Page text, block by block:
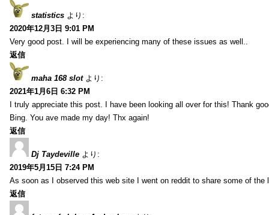
statistics より:
2020年12月3日 9:01 PM
Very good post. I will be experiencing many of these issues as well..
返信
maha 168 slot より:
2021年1月6日 6:32 PM
I truly appreciate this post. I have been looking all over for this! Thank
Bing. You ave made my day! Thx again!
返信
Dj Taydeville より:
2019年5月15日 7:24 PM
As soon as I observed this web site I went on reddit to share some of the
返信